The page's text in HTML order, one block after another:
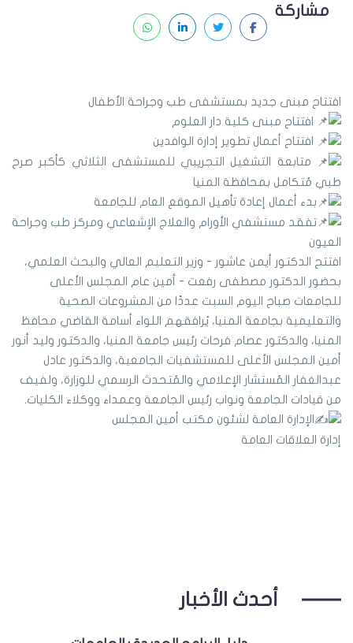
مشاركة
افتتاح مبنى جديد بمستشفى طب وجراحة الأطفال
افتتاح مبنى كلية دار العلوم
افتتاح أعمال تطوير إدارة الوافدين
متابعة التشغيل التجريبي للمستشفى الثلاثي كأكبر صرح
طبي مُتكامل بمحافظة المنيا
بدء أعمال إعادة تأهيل الموقع العام للجامعة
تفقد مستشفي الأورام والعلاج الإشعاعي ومركز طب وجراحة
العيون
افتتح الدكتور أيمن عاشور - وزير التعليم العالي والبحث العلمي،
بحضور الدكتور مصطفى رفعت - أمين عام المجلس الأعلى
للجامعات صباح اليوم السبت عددًا من المشروعات الصحية
والتعليمية بجامعة المنيا، يُرافقهم اللواء أسامة القاضي محافظ
المنيا، والدكتور عصام فرحات رئيس جامعة المنيا، والدكتور وليد أنور
أمين المجلس الأعلى للمستشفيات الجامعية، والدكتور عادل
عبدالغفار المُستشار الإعلامي والمُتحدث الرسمي للوزارة، ولفيف
من قيادات الجامعة ونواب رئيس الجامعة وعمداء ووكلاء الكليات.
الإدارة العامة لشئون مكتب أمين المجلس
إدارة العلاقات العامة
أحدث الأخبار